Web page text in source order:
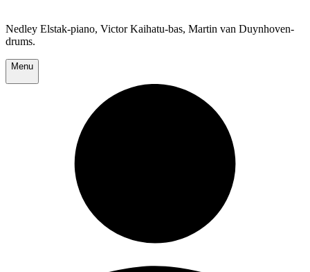
Nedley Elstak-piano, Victor Kaihatu-bas, Martin van Duynhoven-
drums.
Menu